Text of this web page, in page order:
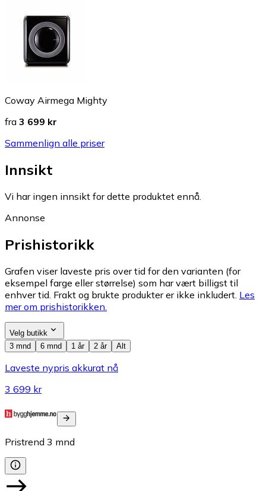
Coway Airmega Mighty
fra 3 699 kr
Sammenlign alle priser
Innsikt
Vi har ingen innsikt for dette produktet ennå.
Annonse
Prishistorikk
Grafen viser laveste pris over tid for den varianten (for
eksempel farge eller størrelse) som har vært billigst til
enhver tid. Frakt og brukte produkter er ikke inkludert. Les
mer om prishistorikken.
Velg butikk
3 mnd
6 mnd 1 år 2 år Alt
Laveste nypris akkurat nå
3 699 kr
Pristrend 3 mnd